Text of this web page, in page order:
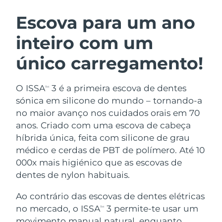
Escova para um ano
inteiro com um
único carregamento!
O ISSATM
3 é a primeira escova de dentes
sónica em silicone do mundo – tornando-a
no maior avanço nos cuidados orais em 70
anos. Criado com uma escova de cabeça
híbrida única, feita com silicone de grau
médico e cerdas de PBT de polímero. Até 10
000x mais higiénico que as escovas de
dentes de nylon habituais.
Ao contrário das escovas de dentes elétricas
no mercado, o ISSATM
3 permite-te usar um
Limpeza facial
Anti-aging massage
LUNA™ 4 Plus
Massage, LED heating
LUNA™ 4 Men
Lifting facial
Microcurrent toning
BEAR™ 2 go
Microcurrent toning on-the-go
BEAR™ 2 eyes & lips
Hidratação
UFO™ 3 kit
Deep facial hydration
UFO™ 3 LED
Near-infrared and red light therapy
device
Cuidado oral
issa™ 4
Hybrid silicone sonic toothbrush
Smart hybrid silicone sonic toothbrush
TRATAMENTO ANTIENVELHECIMENTO
FAQ™
Antienvelhecimento Tratamentos LED
Áustria
Barein Entrega prevista
Bélgica Entrega prevista12/08/2026
Bermudas Entrega prevista18/08/2026
Bósnia e
Herzegovina
Entrega prevista15/08/2026
Brunei Entrega prevista 17/08/2026
Bulgária Entrega prevista 12/08/2026
Chile Entrega prevista16/08/2026